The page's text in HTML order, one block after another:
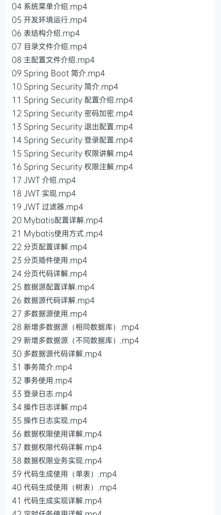
04 系统菜单介绍.mp4
05 开发环境运行.mp4
06 表结构介绍.mp4
07 目录文件介绍.mp4
08 主配置文件介绍.mp4
09 Spring Boot 简介.mp4
10 Spring Security 简介.mp4
11 Spring Security 配置介绍.mp4
12 Spring Security 密码加密.mp4
13 Spring Security 退出配置.mp4
14 Spring Security 登录配置.mp4
15 Spring Security 权限讲解.mp4
16 Spring Security 权限注解.mp4
17 JWT 介绍.mp4
18 JWT 实现.mp4
19 JWT 过滤器.mp4
20 Mybatis配置详解.mp4
21 Mybatis使用方式.mp4
22 分页配置详解.mp4
23 分页插件使用.mp4
24 分页代码详解.mp4
25 数据源配置详解.mp4
26 数据源代码详解.mp4
27 多数据源使用.mp4
28 新增多数据源（相同数据库）.mp4
29 新增多数据源（不同数据库）.mp4
30 多数据源代码详解.mp4
31 事务简介.mp4
32 事务使用.mp4
33 登录日志.mp4
34 操作日志详解.mp4
35 操作日志实现.mp4
36 数据权限使用详解.mp4
37 数据权限代码详解.mp4
38 数据权限业务实现.mp4
39 代码生成使用（单表）.mp4
40 代码生成使用（树表）.mp4
41 代码生成实现详解.mp4